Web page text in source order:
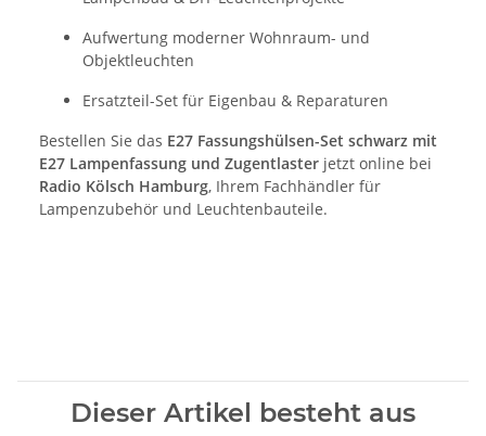
Aufwertung moderner Wohnraum- und
Objektleuchten
Ersatzteil-Set für Eigenbau & Reparaturen
Bestellen Sie das E27 Fassungshülsen-Set schwarz mit
E27 Lampenfassung und Zugentlaster jetzt online bei
Radio Kölsch Hamburg, Ihrem Fachhändler für
Lampenzubehör und Leuchtenbauteile.
Dieser Artikel besteht aus